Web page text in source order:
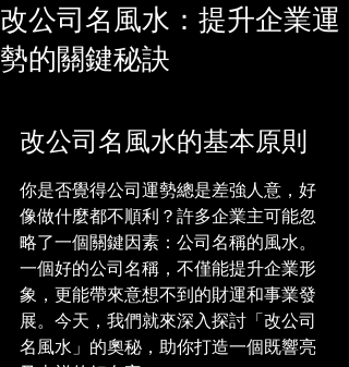
改公司名風水：提升企業運
勢的關鍵秘訣
改公司名風水的基本原則
你是否覺得公司運勢總是差強人意，好
像做什麼都不順利？許多企業主可能忽
略了一個關鍵因素：公司名稱的風水。
一個好的公司名稱，不僅能提升企業形
象，更能帶來意想不到的財運和事業發
展。今天，我們就來深入探討「改公司
名風水」的奧秘，助你打造一個既響亮